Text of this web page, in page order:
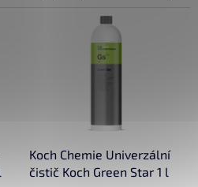
sklo, chrom, lak i plastové...
Koch Chemie Univerzální
čistič Koch Green Star 1 l